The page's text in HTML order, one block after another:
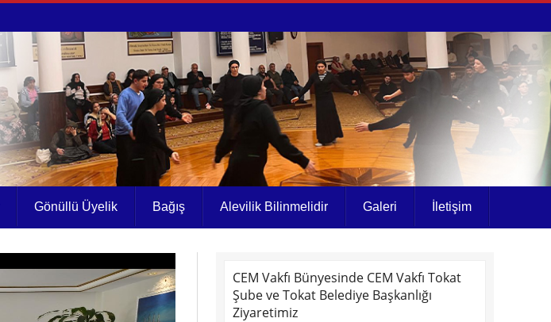
Gönüllü Üyelik Bağış Alevilik Bilinmelidir Galeri İletişim
CEM Vakfı Bünyesinde CEM Vakfı Tokat
Şube ve Tokat Belediye Başkanlığı
Ziyaretimiz